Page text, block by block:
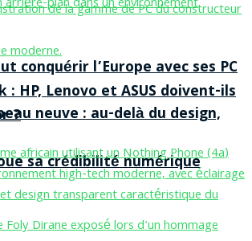
neuve : au-delà du design,
sa crédibilité numérique
conquérir l’Europe avec ses PC
: HP, Lenovo et ASUS doivent-ils
?